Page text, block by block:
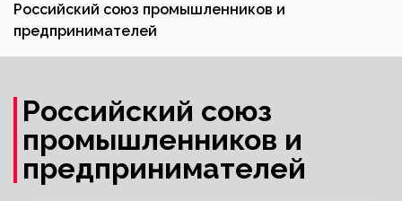
Российский союз промышленников и
предпринимателей
Российский союз
промышленников и
предпринимателей